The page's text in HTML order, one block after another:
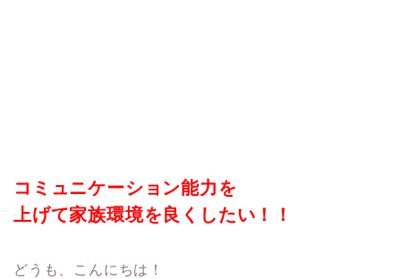
コミュニケーション能力を
上げて家族環境を良くしたい！！
どうも、こんにちは！